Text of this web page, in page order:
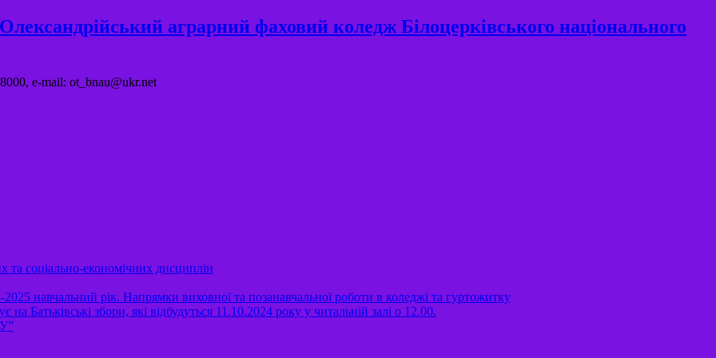
аграрний фаховий коледж Білоцерківського національного
e-mail: ot_bnau@ukr.net
та соціально-економічних дисциплін
навчальний рік. Напрямки виховної та позанавчальної роботи в коледжі та гуртожитку
збори, які відбудуться 11.10.2024 року у читальній залі о 12.00.